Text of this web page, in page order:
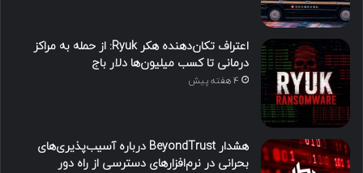
اعتراف تکان‌دهنده هکر Ryuk: از حمله به مراکز
درمانی تا کسب میلیون‌ها دلار باج
4 هفته پیش
هشدار BeyondTrust درباره آسیب‌پذیری‌های
بحرانی در نرم‌افزارهای دسترسی از راه دور